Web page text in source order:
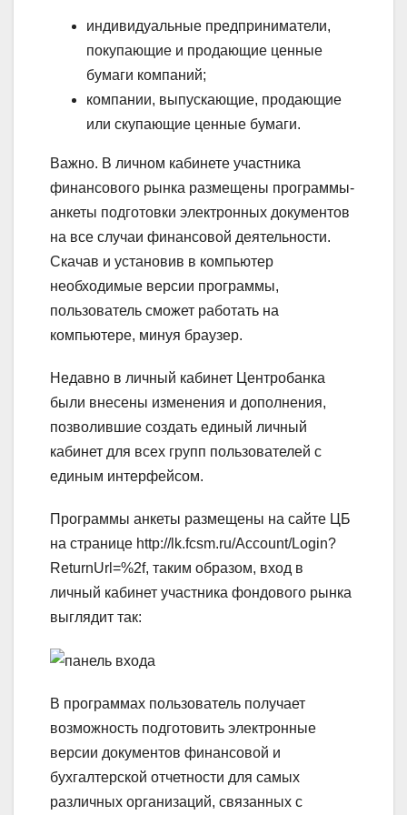
индивидуальные предприниматели,
покупающие и продающие ценные
бумаги компаний;
компании, выпускающие, продающие
или скупающие ценные бумаги.
Важно. В личном кабинете участника
финансового рынка размещены программы-
анкеты подготовки электронных документов
на все случаи финансовой деятельности.
Скачав и установив в компьютер
необходимые версии программы,
пользователь сможет работать на
компьютере, минуя браузер.
Недавно в личный кабинет Центробанка
были внесены изменения и дополнения,
позволившие создать единый личный
кабинет для всех групп пользователей с
единым интерфейсом.
Программы анкеты размещены на сайте ЦБ
на странице http://lk.fcsm.ru/Account/Login?
ReturnUrl=%2f, таким образом, вход в
личный кабинет участника фондового рынка
выглядит так:
В программах пользователь получает
возможность подготовить электронные
версии документов финансовой и
бухгалтерской отчетности для самых
различных организаций, связанных с